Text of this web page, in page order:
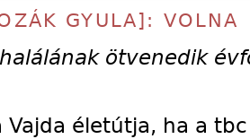
GYULA]: VOLNA
ötvenedik
Vajda életútja, ha a